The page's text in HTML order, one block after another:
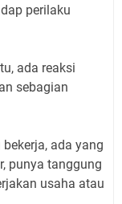
perilaku
ada reaksi
sebagian
ada yang
punya tanggung
usaha atau